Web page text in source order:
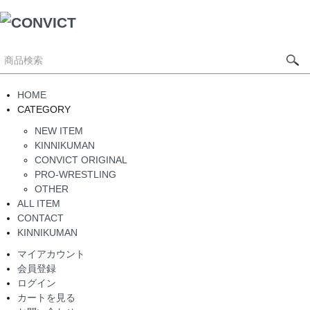
HOME
CATEGORY
NEW ITEM
KINNIKUMAN
CONVICT ORIGINAL
PRO-WRESTLING
OTHER
ALL ITEM
CONTACT
KINNIKUMAN
マイアカウント
会員登録
ログイン
カートを見る